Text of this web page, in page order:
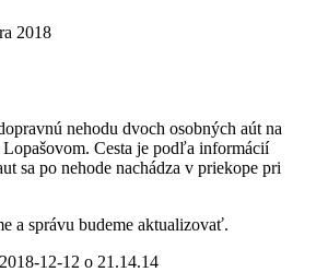
2018
nehodu dvoch osobných aút na
Lopašovom. Cesta je podľa informácií
sa po nehode nachádza v priekope pri
a správu budeme aktualizovať.